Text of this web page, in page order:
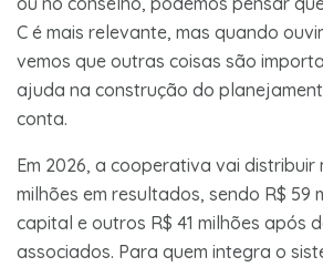
C é mais relevante, mas quando
vemos que outras coisas são
ajuda na construção do
conta.
Em 2026, a cooperativa vai distribuir
milhões em resultados, sendo R$ 59
capital e outros R$ 41 milhões após
associados. Para quem integra o